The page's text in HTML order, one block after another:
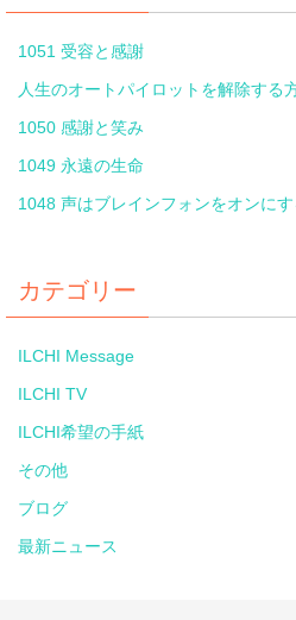
1051 受容と感謝
人生のオートパイロットを解除する
1050 感謝と笑み
1049 永遠の生命
1048 声はブレインフォンをオンに
カテゴリー
ILCHI Message
ILCHI TV
ILCHI希望の手紙
その他
ブログ
最新ニュース